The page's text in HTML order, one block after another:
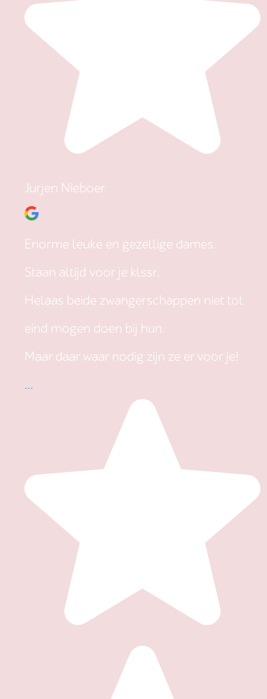
Jurjen Nieboer
Enorme leuke en gezellige dames.
Staan altijd voor je klssr.
Helaas beide zwangerschappen niet tot
eind mogen doen bij hun.
Maar daar waar nodig zijn ze er voor je!
...